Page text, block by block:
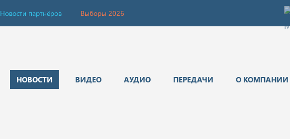
Новости партнёров Выборы 2026
НОВОСТИ ВИДЕО АУДИО ПЕРЕДАЧИ О КОМПАНИИ